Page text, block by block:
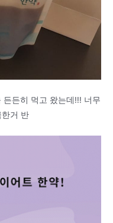
든히 먹고 왔는데!!! 너무
한거 반